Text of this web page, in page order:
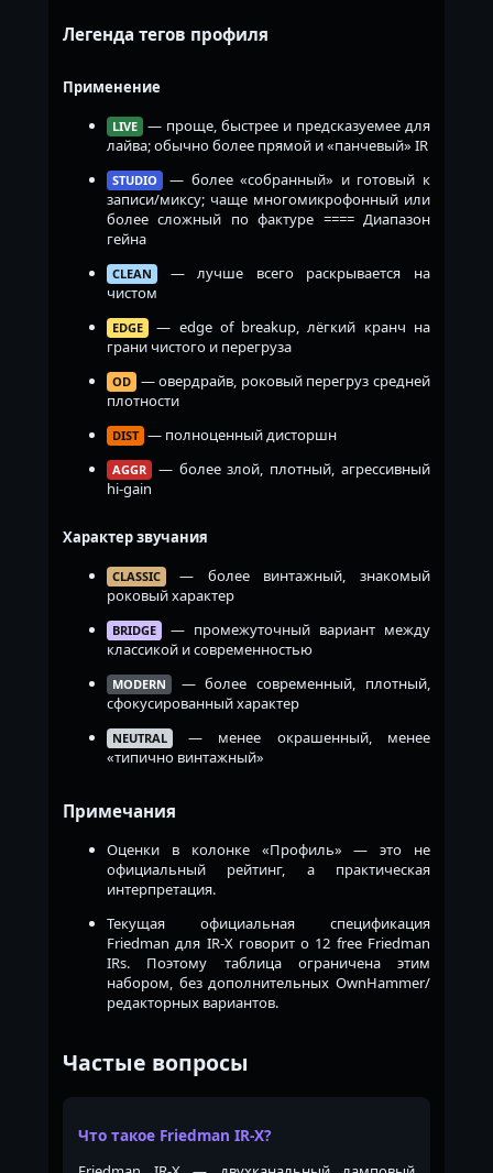
Легенда тегов профиля
Применение
LIVE — проще, быстрее и предсказуемее для
лайва; обычно более прямой и «панчевый» IR
STUDIO — более «собранный» и готовый к
записи/миксу; чаще многомикрофонный или
более сложный по фактуре ==== Диапазон
гейна
CLEAN — лучше всего раскрывается на
чистом
EDGE — edge of breakup, лёгкий кранч на
грани чистого и перегруза
OD — овердрайв, роковый перегруз средней
плотности
DIST — полноценный дисторшн
AGGR — более злой, плотный, агрессивный
hi-gain
Характер звучания
CLASSIC — более винтажный, знакомый
роковый характер
BRIDGE — промежуточный вариант между
классикой и современностью
MODERN
— более современный, плотный,
сфокусированный характер
NEUTRAL — менее окрашенный, менее
«типично винтажный»
Примечания
Оценки в колонке «Профиль» — это не
официальный рейтинг, а практическая
интерпретация.
Текущая официальная спецификация
Friedman для IR-X говорит о 12 free Friedman
IRs. Поэтому таблица ограничена этим
набором, без дополнительных OwnHammer/
редакторных вариантов.
Частые вопросы
Что такое Friedman IR-X?